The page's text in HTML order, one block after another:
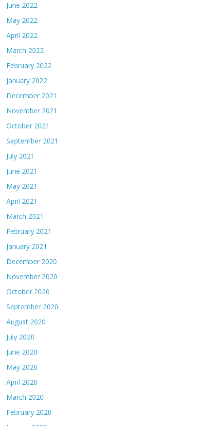
June 2022
May 2022
April 2022
March 2022
February 2022
January 2022
December 2021
November 2021
October 2021
September 2021
July 2021
June 2021
May 2021
April 2021
March 2021
February 2021
January 2021
December 2020
November 2020
October 2020
September 2020
August 2020
July 2020
June 2020
May 2020
April 2020
March 2020
February 2020